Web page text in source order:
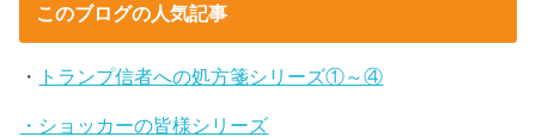
このブログの人気記事
・ トランプ信者への処方箋シリーズ①～④
・ショッカーの皆様シリーズ